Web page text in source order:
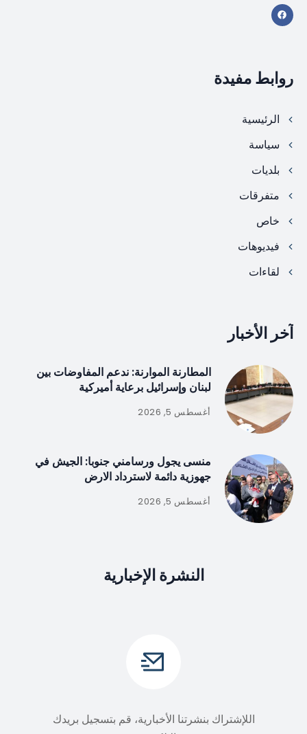
روابط مفيدة
الرئيسية
سياسة
بلديات
متفرقات
خاص
فيديوهات
لقاءات
آخر الأخبار
المطارنة الموارنة: ندعم المفاوضات بين
لبنان وإسرائيل برعاية أميركية
أغسطس 5, 2026
منسى يجول ورسامني جنوبا: الجيش في
جهوزية دائمة لاسترداد الارض
أغسطس 5, 2026
النشرة الإخبارية
اللإشتراك بنشرتنا الأخبارية، قم بتسجيل بريدك